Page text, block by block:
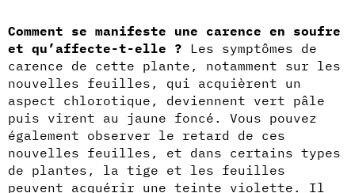
Comment se manifeste une carence en soufre
et qu’affecte-t-elle ? Les symptômes de
carence de cette plante, notamment sur les
nouvelles feuilles, qui acquièrent un
aspect chlorotique, deviennent vert pâle
puis virent au jaune foncé. Vous pouvez
également observer le retard de ces
nouvelles feuilles, et dans certains types
de plantes, la tige et les feuilles
peuvent acquérir une teinte violette. Il